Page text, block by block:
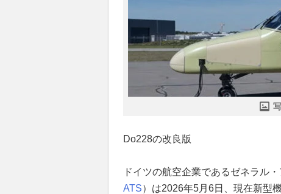
Do228の改良版
ドイツの航空企業であるゼネラル
ATS）は2026年5月6日、現在新型